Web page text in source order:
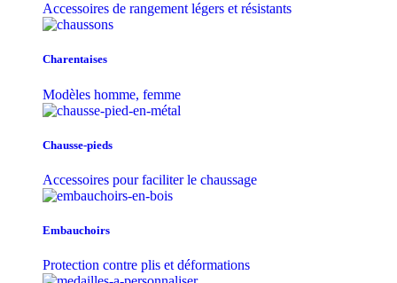
Accessoires de rangement légers et résistants
Charentaises
Modèles homme, femme
Chausse-pieds
Accessoires pour faciliter le chaussage
Embauchoirs
Protection contre plis et déformations